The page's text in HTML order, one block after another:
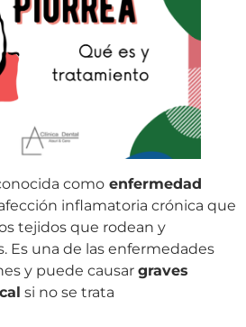
como enfermedad
inflamatoria crónica que
tejidos que rodean y
Es una de las enfermedades
y puede causar graves
si no se trata